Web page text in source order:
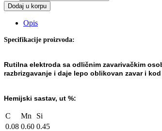
Dodaj u korpu
Opis
Specifikacije proizvoda:
Rutilna elektroda sa odličnim zavarivačkim
razbrizgavanje i daje lepo oblikovan zavar i
Hemijski sastav, ut %:
C Mn
Si
0.08 0.60 0.45